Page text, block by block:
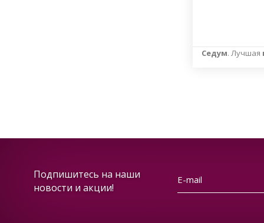
Седум. Лучшая
Подпишитесь на наши
новости и акции!